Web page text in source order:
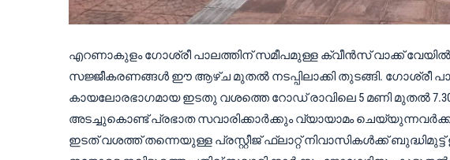
എറണാകുളം ഗോശ്രീ പാലത്തിന് സമീപമുള്ള ക്വീൻസ് വാക്ക് വേയിൽ
സജ്ജീകരണങ്ങൾ ഈ ആഴ്ച മുതൽ നടപ്പിലാക്കി തുടങ്ങി. ഗോശ്രീ
കായലോരഭാഗമായ ഇടതു വശത്തെ റോഡ് രാവിലെ 5 മണി മുതൽ
അടച്ചുകൊണ്ട് പ്രഭാത സവാരിക്കാർക്കും വ്യായാമം
ഇടത് വശത്ത് തന്നെയുള്ള പ്രസ്റ്റീജ് ഫ്ലാറ്റ് നിവാസികൾക്ക്‌ ബുദ്ധിമുട്ട്